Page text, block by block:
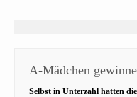
A-Mädchen
Selbst in Unterzahl hatten